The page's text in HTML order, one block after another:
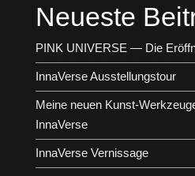
Neueste
PINK UNIVERSE — Die
InnaVerse Ausstellungstour
Meine neuen Kunst-
InnaVerse
InnaVerse Vernissage